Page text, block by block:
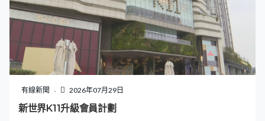
有線新聞 2026年07月29日
新世界K11升級會員計劃